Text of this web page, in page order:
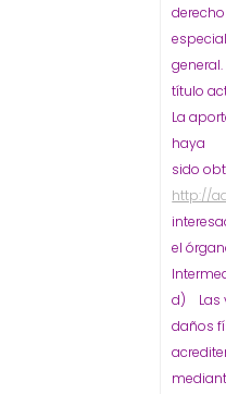
título
La
haya
sido
http://
el
d) Las
daños